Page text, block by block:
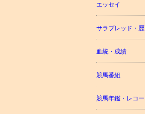
エッセイ
サラブレッド・歴
血統・成績
競馬番組
競馬年鑑・レコ